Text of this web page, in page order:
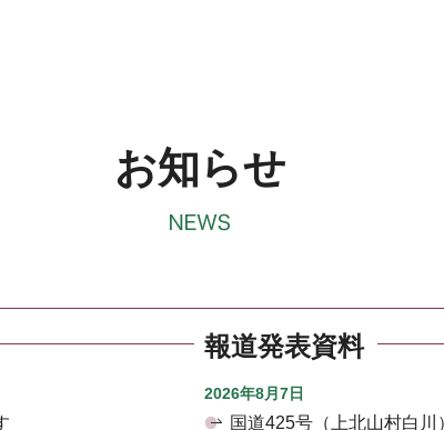
お知らせ
報道発表資料
2026年8月7日
国道425号（上北山村白